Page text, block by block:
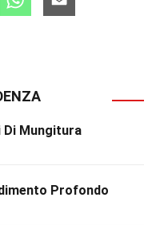
Di Mungitura
Profondo